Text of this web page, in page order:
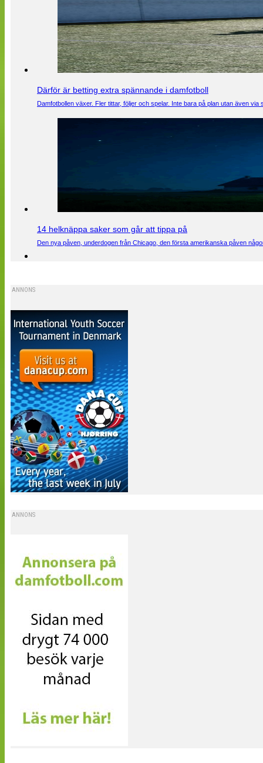
Därför är betting extra spännande i damfotboll
Damfotbollen växer. Fler tittar, följer och spelar. Inte bara på plan utan även
14 helknäppa saker som går att tippa på
Den nya påven, underdogen från Chicago, den första amerikanska påven
ANNONS
ANNONS